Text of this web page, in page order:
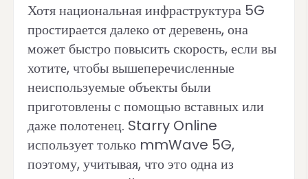
Хотя национальная инфраструктура 5G
простирается далеко от деревень, она
может быстро повысить скорость, если вы
хотите, чтобы вышеперечисленные
неиспользуемые объекты были
приготовлены с помощью вставных или
даже полотенец. Starry Online
использует только mmWave 5G,
поэтому, учитывая, что это одна из